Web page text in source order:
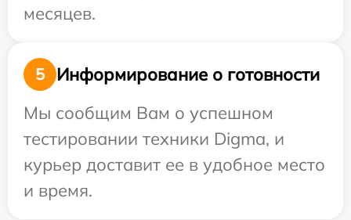
месяцев.
5
Информирование о готовности
Мы сообщим Вам о успешном
тестировании техники Digma, и
курьер доставит ее в удобное место
и время.